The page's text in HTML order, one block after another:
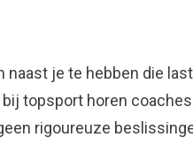
je te hebben die
topsport horen
rigoureuze